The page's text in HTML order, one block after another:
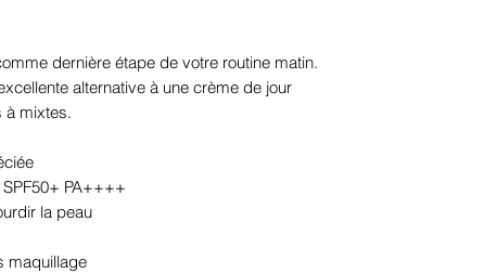
dernière étape de votre routine matin.
alternative à une crème de jour
à mixtes.
PA++++
la peau
maquillage